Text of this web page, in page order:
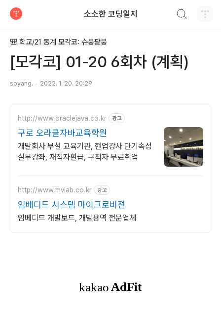
소소한 코딩일지
🎒 학교/21 동계 모각코: 슈붕팥붕
[모각코] 01-20 6회차 (계획)
soyang. 2022. 1. 20. 20:29
http://www.oraclejava.co.kr 광고
구로 오라클자바교육학원
개발회사 부설 교육기관, 현업강사 단기속성
실무강좌, 재직자환급, 구직자 무료취업
http://www.mvlab.co.kr 광고
임베디드 시스템 마이크로비젼
임베디드 개발보드, 개발용역 전문업체